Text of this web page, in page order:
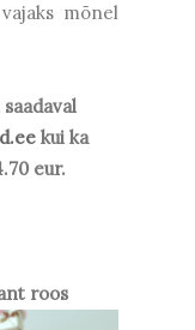
mõnel
kui ka
eur.
roos